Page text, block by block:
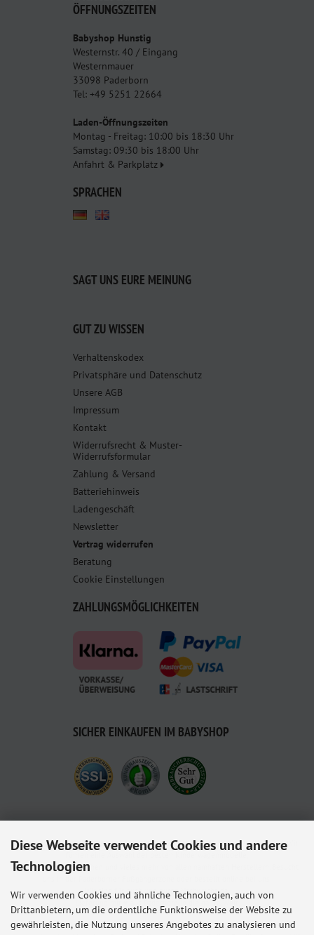
ÖFFNUNGSZEITEN
Babyshop Hunstig
Westernstr. 40 / Eingang
Westernmauer
33098 Paderborn
Tel: +49 5251 22664
Laden-Öffnungszeiten
Montag - Freitag: 10:00 bis 18:30 Uhr
Samstag: 09:30 bis 18:00 Uhr
Anfahrt & Parkplatz
SPRACHEN
SAGT UNS EURE MEINUNG
GUT ZU WISSEN
Verhaltenskodex
Privatsphäre und Datenschutz
Unsere AGB
Impressum
Kontakt
Widerrufsrecht & Muster-
Widerrufsformular
Zahlung & Versand
Batteriehinweis
Ladengeschäft
Newsletter
Vertrag widerrufen
Beratung
Cookie Einstellungen
ZAHLUNGSMÖGLICHKEITEN
SICHER EINKAUFEN IM BABYSHOP
Babyshop.de - euer Paderborner Babymarkt-Fachgeschäft für Baby und Kleinkind. Wir
Kindersitze, Babybettchen und vieles mehr von allen namhaften Herstellern. Besucht
Wir sind für euch und euren Nachwuchs da.
Lieferung mit ♥ aus Paderborn in die ganze Welt.
Alle Preise inkl. gesetzl. MwSt. zzgl.Versandkosten. Die durchgestrichenen Preise
Diese Webseite verwendet Cookies und andere
Technologien
Wir verwenden Cookies und ähnliche Technologien, auch von
Drittanbietern, um die ordentliche Funktionsweise der Website zu
gewährleisten, die Nutzung unseres Angebotes zu analysieren und